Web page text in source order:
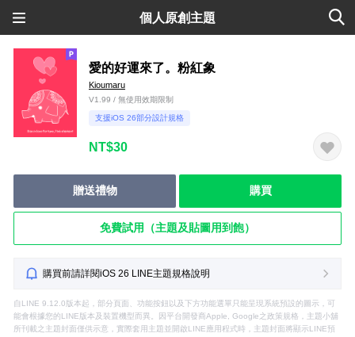
個人原創主題
愛的好運來了。粉紅象
Kioumaru
V1.99 / 無使用效期限制
支援iOS 26部分設計規格
NT$30
贈送禮物 購買
免費試用（主題及貼圖用到飽）
購買前請詳閱iOS 26 LINE主題規格說明
自LINE 9.12.0版本起，部分頁面、功能按鈕以及下方功能選單只能呈現系統預設的圖示，可
能會根據您的LINE版本及裝置機型而異。因平台開發商Apple, Google之政策規格，主題小舖
所刊載之主題封面僅供示意，實際套用主題並開啟LINE應用程式時，主題封面將顯示LINE預